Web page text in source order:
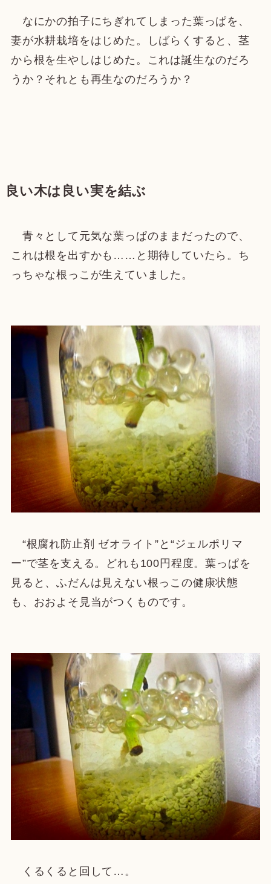
なにかの拍子にちぎれてしまった葉っぱを、
妻が水耕栽培をはじめた。しばらくすると、茎
から根を生やしはじめた。これは誕生なのだろ
うか？それとも再生なのだろうか？
良い木は良い実を結ぶ
青々として元気な葉っぱのままだったので、
これは根を出すかも……と期待していたら。ち
っちゃな根っこが生えていました。
“根腐れ防止剤 ゼオライト”と“ジェルポリマ
ー”で茎を支える。どれも100円程度。葉っぱを
見ると、ふだんは見えない根っこの健康状態
も、おおよそ見当がつくものです。
くるくると回して…。